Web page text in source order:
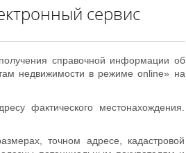
сервис
справочной информации об
недвижимости в режиме online» на
фактического местонахождения.
точном адресе, кадастровой